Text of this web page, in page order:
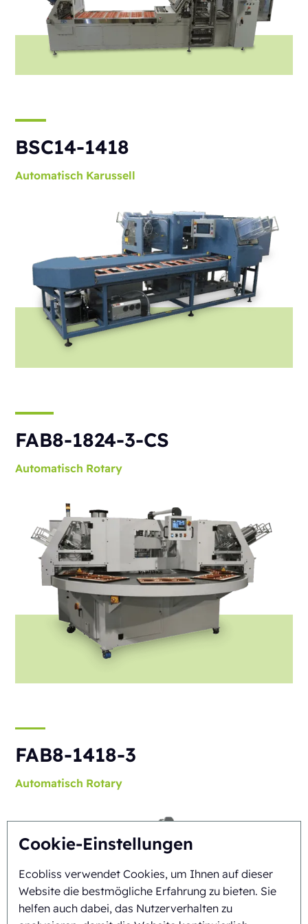
Cookie-Einstellungen
Ecobliss verwendet Cookies, um Ihnen auf dieser
Website die bestmögliche Erfahrung zu bieten. Sie
helfen auch dabei, das Nutzerverhalten zu
BSC14-1418
Automatisch Karussell
FAB8-1824-3-CS
Automatisch Rotary
FAB8-1418-3
Automatisch Rotary